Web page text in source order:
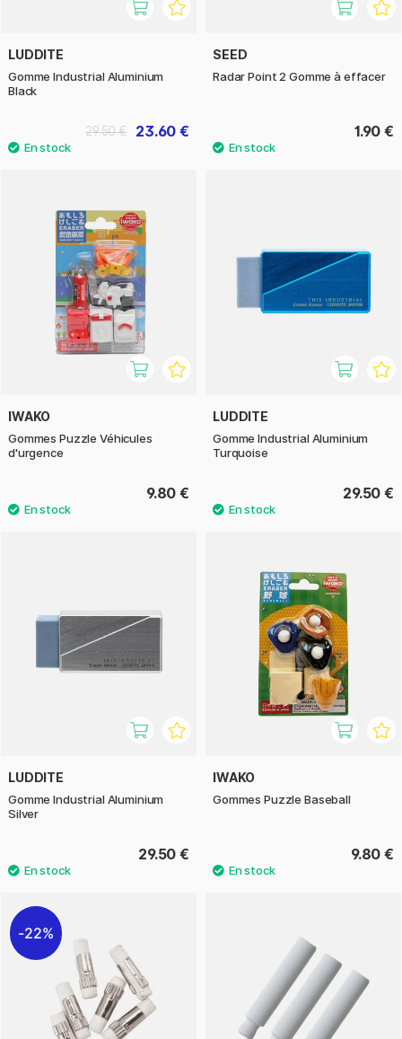
LUDDITE
Gomme Industrial Aluminium
Black
23.60 €
29.50 €
SEED
Radar Point 2 Gomme à effacer
1.90 €
IWAKO
Gommes Puzzle Véhicules
d'urgence
9.80 €
LUDDITE
Gomme Industrial Aluminium
Turquoise
29.50 €
LUDDITE
Gomme Industrial Aluminium
Silver
29.50 €
IWAKO
Gommes Puzzle Baseball
9.80 €
22%